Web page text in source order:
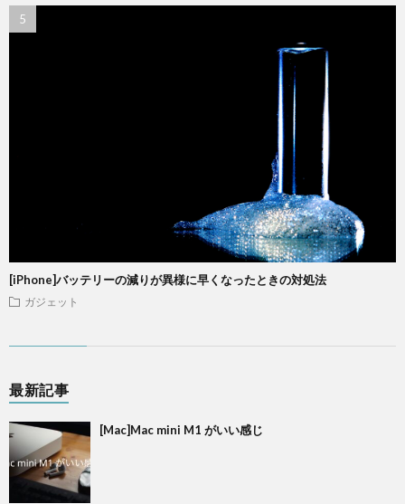
[iPhone]バッテリーの減りが異様に早くなったときの対処法
ガジェット
最新記事
[Mac]Mac mini M1 がいい感じ